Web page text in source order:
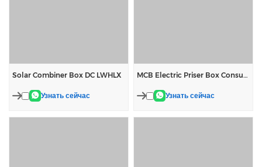
Solar Combiner Box DC LWHLX
Узнать сейчас
MCB Electric Priser Box Consumer Unit
Узнать сейчас